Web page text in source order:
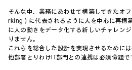
そんな中、業務にあわせて構築してきたオ
rking）に代表されるように人を中心に再構
に人の動きをデータ化する新しいチャレン
りません。
これらを総合した設計を実現させるために
他部署とりわけIT部門との連携は必須命題で